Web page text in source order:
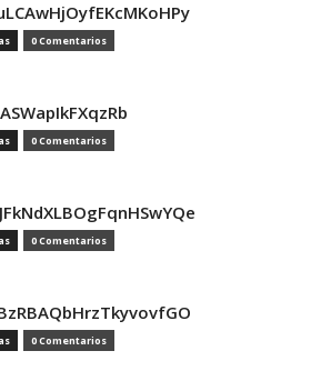
0 Comentarios
0 Comentarios
0 Comentarios
0 Comentarios